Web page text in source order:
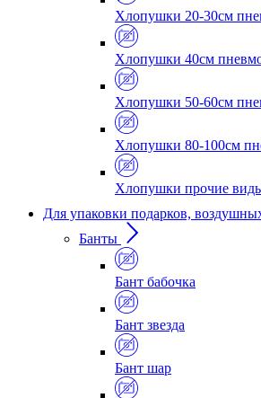
Хлопушки 20-30см
Хлопушки 40см
Хлопушки 50-60см
Хлопушки 80-100см
Хлопушки прочие
Для упаковки подарков,
Банты
Бант бабочка
Бант звезда
Бант шар